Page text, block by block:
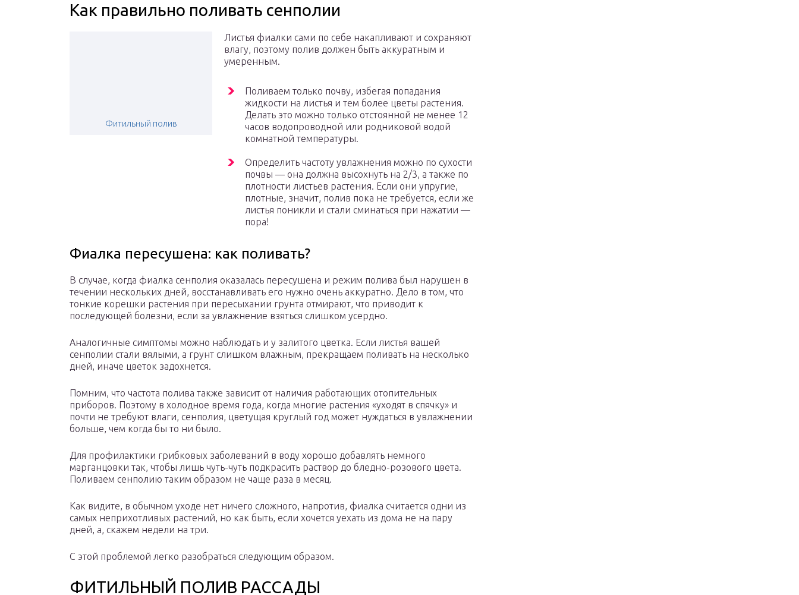
Как правильно поливать сенполии
Фитильный полив
Листья фиалки сами по себе накапливают и сохраняют
влагу, поэтому полив должен быть аккуратным и
умеренным.
Поливаем только почву, избегая попадания
жидкости на листья и тем более цветы растения.
Делать это можно только отстоянной не менее 12
часов водопроводной или родниковой водой
комнатной температуры.
Определить частоту увлажнения можно по сухости
почвы — она должна высохнуть на 2/3, а также по
плотности листьев растения. Если они упругие,
плотные, значит, полив пока не требуется, если же
листья поникли и стали сминаться при нажатии —
пора!
Фиалка пересушена: как поливать?
В случае, когда фиалка сенполия оказалась пересушена и режим полива был нарушен в
течении нескольких дней, восстанавливать его нужно очень аккуратно. Дело в том, что
тонкие корешки растения при пересыхании грунта отмирают, что приводит к
последующей болезни, если за увлажнение взяться слишком усердно.
Аналогичные симптомы можно наблюдать и у залитого цветка. Если листья вашей
сенполии стали вялыми, а грунт слишком влажным, прекращаем поливать на несколько
дней, иначе цветок задохнется.
Помним, что частота полива также зависит от наличия работающих отопительных
приборов. Поэтому в холодное время года, когда многие растения «уходят в спячку» и
почти не требуют влаги, сенполия, цветущая круглый год может нуждаться в увлажнении
больше, чем когда бы то ни было.
Для профилактики грибковых заболеваний в воду хорошо добавлять немного
марганцовки так, чтобы лишь чуть-чуть подкрасить раствор до бледно-розового цвета.
Поливаем сенполию таким образом не чаще раза в месяц.
Как видите, в обычном уходе нет ничего сложного, напротив, фиалка считается одни из
самых неприхотливых растений, но как быть, если хочется уехать из дома не на пару
дней, а, скажем недели на три.
С этой проблемой легко разобраться следующим образом.
ФИТИЛЬНЫЙ ПОЛИВ РАССАДЫ